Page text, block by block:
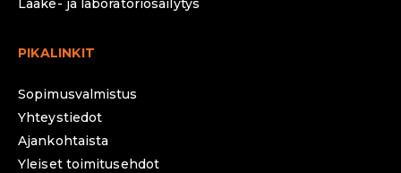
Lääke- ja laboratoriosäilytys
PIKALINKIT
Sopimusvalmistus
Yhteystiedot
Ajankohtaista
Yleiset toimitusehdot